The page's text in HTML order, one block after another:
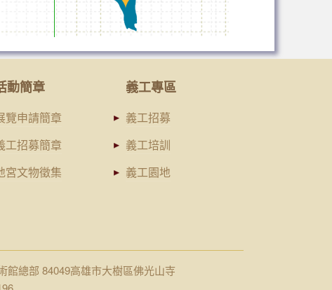
動簡章
覽申請簡章
工招募簡章
宮文物徵集
義工專區
義工招募
義工培訓
義工園地
館總部 84049高雄市大樹區佛光山寺